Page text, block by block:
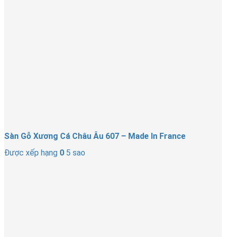
Sàn Gỗ Xương Cá Châu Âu 607 – Made In France
Được xếp hạng 0 5 sao